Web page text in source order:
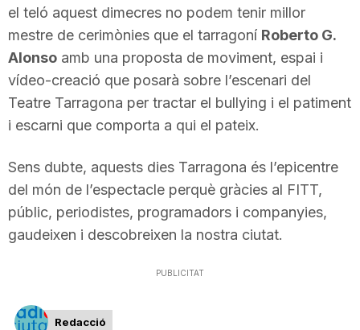
el teló aquest dimecres no podem tenir millor
mestre de cerimònies que el tarragoní Roberto G.
Alonso amb una proposta de moviment, espai i
vídeo-creació que posarà sobre l’escenari del
Teatre Tarragona per tractar el bullying i el patiment
i escarni que comporta a qui el pateix.
Sens dubte, aquests dies Tarragona és l’epicentre
del món de l’espectacle perquè gràcies al FITT,
públic, periodistes, programadors i companyies,
gaudeixen i descobreixen la nostra ciutat.
PUBLICITAT
Redacció